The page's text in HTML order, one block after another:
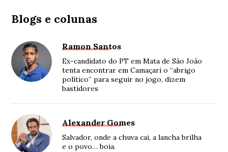
Blogs e colunas
Ramon Santos
Ex-candidato do PT em Mata de São João
tenta encontrar em Camaçari o “abrigo
político” para seguir no jogo, dizem
bastidores
Alexander Gomes
Salvador, onde a chuva cai, a lancha brilha
e o povo… boia.